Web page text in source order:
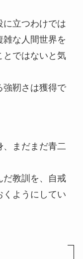
立つわけでは
な人間世界を
ではないと気
強靭さは獲得で
まだまだ青二
だ教訓を、自戒
ようにしてい